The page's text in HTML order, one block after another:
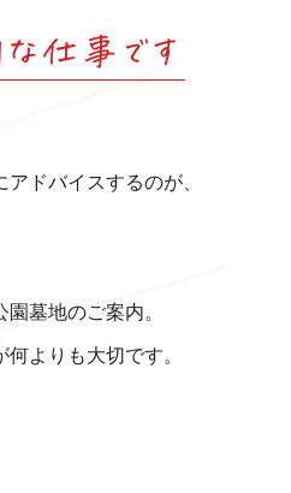
仕事です
ドバイスするのが、
墓地のご案内。
よりも大切です。